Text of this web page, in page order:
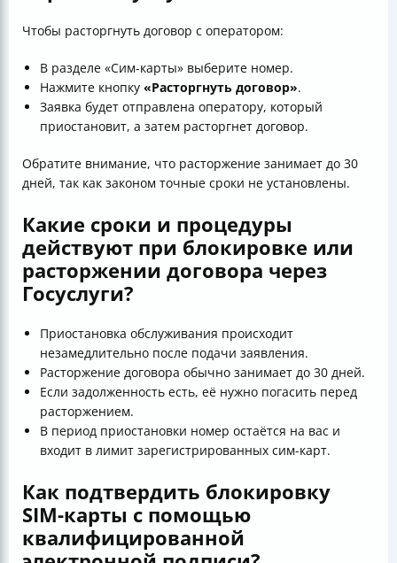
Чтобы расторгнуть договор с оператором:
В разделе «Сим-карты» выберите номер.
Нажмите кнопку «Расторгнуть договор».
Заявка будет отправлена оператору, который
приостановит, а затем расторгнет договор.
Обратите внимание, что расторжение занимает до 30
дней, так как законом точные сроки не установлены.
Какие сроки и процедуры
действуют при блокировке или
расторжении договора через
Госуслуги?
Приостановка обслуживания происходит
незамедлительно после подачи заявления.
Расторжение договора обычно занимает до 30 дней.
Если задолженность есть, её нужно погасить перед
расторжением.
В период приостановки номер остаётся на вас и
входит в лимит зарегистрированных сим-карт.
Как подтвердить блокировку
SIM-карты с помощью
квалифицированной